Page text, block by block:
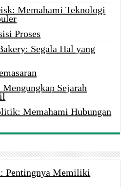
Memahami Teknologi
Proses
Segala Hal yang
Sejarah
Memahami Hubungan
Pentingnya Memiliki